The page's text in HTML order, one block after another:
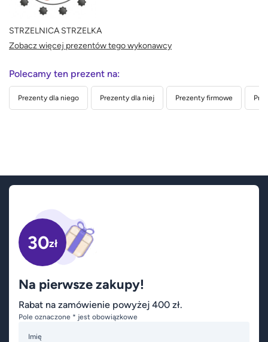
STRZELNICA STRZELKA
Zobacz więcej prezentów tego wykonawcy
Polecamy ten prezent na:
Prezenty dla niego Prezenty dla niej Prezenty firmowe
30zł
Na pierwsze zakupy!
Rabat na zamówienie powyżej 400 zł.
Pole oznaczone * jest obowiązkowe
Imię